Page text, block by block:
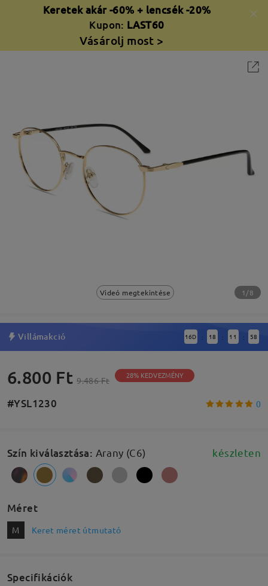
Keretek akár -60% + lencsék -20%
Kupon: LAST60
Vásárolj most >
Videó megtekintése 1/8
Villámakció 16D : 18 : 11 : 57
6.800 Ft 9.486 Ft 28% KEDVEZMÉNY
#YSL1230 0
Szín kiválasztása: Arany (C6) készleten
Méret
M Keret méret útmutató
Specifikációk